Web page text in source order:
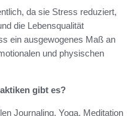
da sie Stress reduziert,
die Lebensqualität
ein ausgewogenes Maß an
und physischen
gibt es?
Journaling, Yoga, Meditation